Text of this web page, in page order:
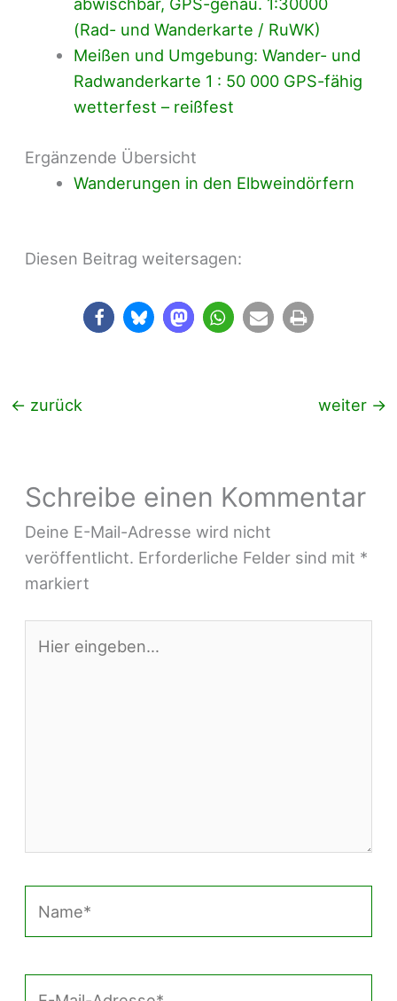
(Rad- und Wanderkarte / RuWK)
Meißen und Umgebung: Wander- und
Radwanderkarte 1 : 50 000 GPS-fähig
wetterfest – reißfest
Ergänzende Übersicht
Wanderungen in den Elbweindörfern
Diesen Beitrag weitersagen:
← zurück weiter →
Schreibe einen Kommentar
Deine E-Mail-Adresse wird nicht
veröffentlicht. Erforderliche Felder sind mit *
markiert
eingeben…